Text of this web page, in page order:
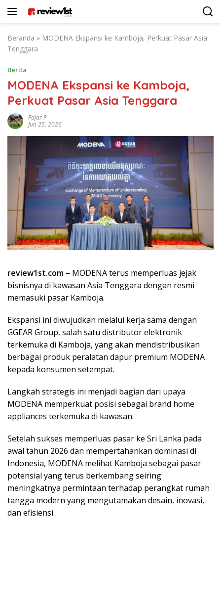
Beranda » MODENA Ekspansi ke Kamboja, Perkuat Pasar Asia
Tenggara
Berita
MODENA Ekspansi ke Kamboja,
Perkuat Pasar Asia Tenggara
Fajar P
Jun 25, 2026
review1st.com – MODENA terus memperluas jejak
bisnisnya di kawasan Asia Tenggara dengan resmi
memasuki pasar Kamboja.
Ekspansi ini diwujudkan melalui kerja sama dengan
GGEAR Group, salah satu distributor elektronik
terkemuka di Kamboja, yang akan mendistribusikan
berbagai produk peralatan dapur premium MODENA
kepada konsumen setempat.
Langkah strategis ini menjadi bagian dari upaya
MODENA memperkuat posisi sebagai brand home
appliances terkemuka di kawasan.
Setelah sukses memperluas pasar ke Sri Lanka pada
awal tahun 2026 dan mempertahankan dominasi di
Indonesia, MODENA melihat Kamboja sebagai pasar
potensial yang terus berkembang seiring
meningkatnya permintaan terhadap perangkat rumah
tangga modern yang mengutamakan desain, inovasi,
dan efisiensi.